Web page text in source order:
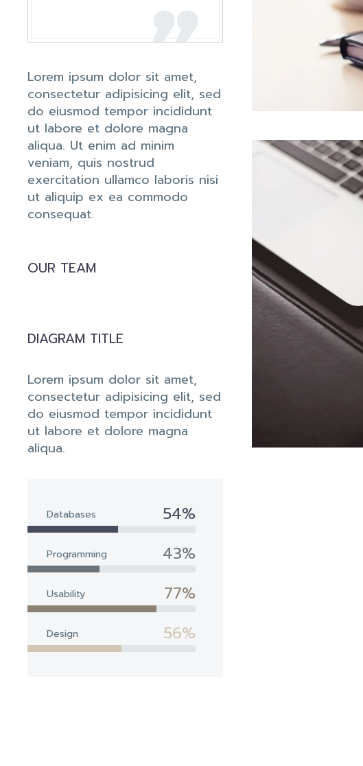
Lorem ipsum dolor sit amet,
consectetur adipisicing elit, sed
do eiusmod tempor incididunt
ut labore et dolore magna
aliqua. Ut enim ad minim
veniam, quis nostrud
exercitation ullamco laboris nisi
ut aliquip ex ea commodo
consequat.
OUR TEAM
DIAGRAM TITLE
Lorem ipsum dolor sit amet,
consectetur adipisicing elit, sed
do eiusmod tempor incididunt
ut labore et dolore magna
aliqua.
Databases 54%
Programming 43%
Usability 77%
Design 56%